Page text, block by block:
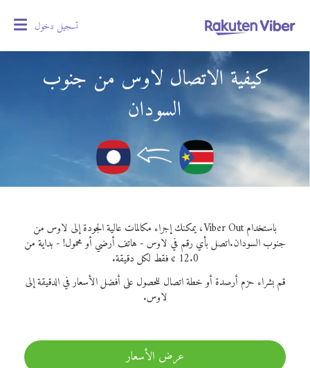
تسجيل دخول
كيفية الاتصال لاوس من جنوب
السودان
باستخدام Viber Out، يمكنك إجراء مكالمات عالية الجودة إلى لاوس من
جنوب السودان.اتصل بأي رقم في لاوس - هاتف أرضي أو محمول! - بداية من
12.0 ¢ فقط لكل دقيقة.
قم بشراء حزم أرصدة أو خطة اتصال للحصول على أفضل الأسعار في الدقيقة إلى
لاوس.
عرض الأسعار